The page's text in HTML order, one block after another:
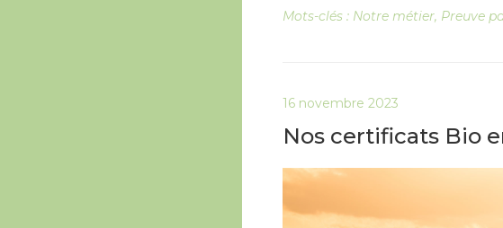
Mots-clés : Notre métier, Preuve
16 novembre 2023
Nos certificats Bio